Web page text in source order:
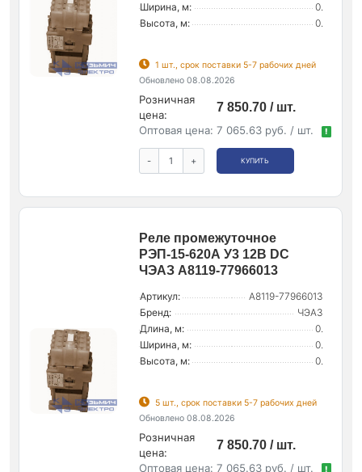
Ширина, м:
0.
Высота, м:
0.
1 шт., срок поставки 5-7 рабочих дней
Обновлено 08.08.2026
Розничная
цена:
7 850.70 / шт.
Оптовая цена: 7 065.63 руб. / шт. !
- + КУПИТЬ
Реле промежуточное
РЭП-15-620А У3 12В DC
ЧЭАЗ A8119-77966013
Артикул:
A8119-77966013
Бренд:
ЧЭАЗ
Длина, м:
0.
Ширина, м:
0.
Высота, м:
0.
5 шт., срок поставки 5-7 рабочих дней
Обновлено 08.08.2026
Розничная
цена:
7 850.70 / шт.
Оптовая цена: 7 065.63 руб. / шт. !